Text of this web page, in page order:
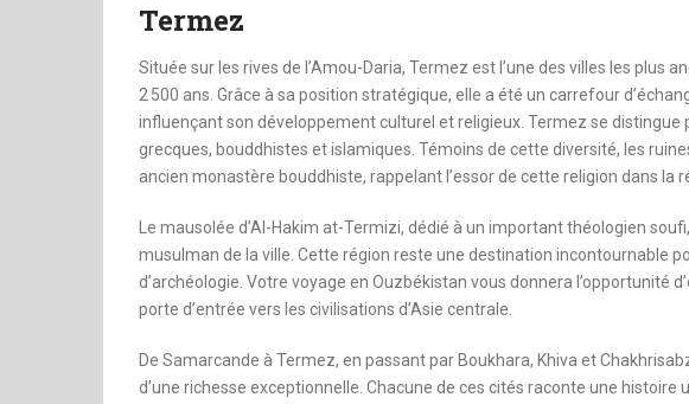
Termez
Située sur les rives de l’Amou-Daria, Termez est l’une des villes les plus
2 500 ans. Grâce à sa position stratégique, elle a été un carrefour
influençant son développement culturel et religieux. Termez se distingue
grecques, bouddhistes et islamiques. Témoins de cette diversité, les
ancien monastère bouddhiste, rappelant l’essor de cette religion dans la
Le mausolée d’Al-Hakim at-Termizi, dédié à un important théologien
musulman de la ville. Cette région reste une destination incontournable
d’archéologie. Votre voyage en Ouzbékistan vous donnera l’opportunité
porte d’entrée vers les civilisations d’Asie centrale.
De Samarcande à Termez, en passant par Boukhara, Khiva et
d’une richesse exceptionnelle. Chacune de ces cités raconte une